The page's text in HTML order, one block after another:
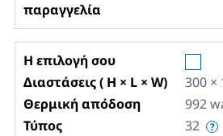
παραγγελία
Η επιλογή σου
Διαστάσεις ( H × L × W)
300 ×
Θερμική απόδοση
992
Τύπος
32